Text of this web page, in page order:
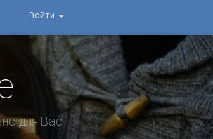
Войти
для Вас